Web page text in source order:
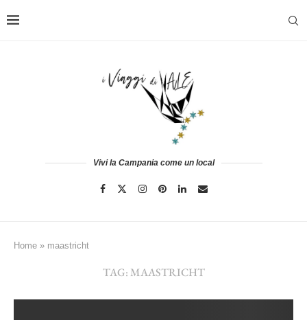
Vivi la Campania come un local
Home » maastricht
TAG: MAASTRICHT